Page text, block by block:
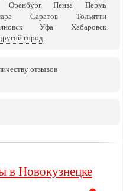
Оренбург Пенза
Пермь
Саратов
Тольятти
Уфа
Хабаровск
город
отзывов
в Новокузнецке